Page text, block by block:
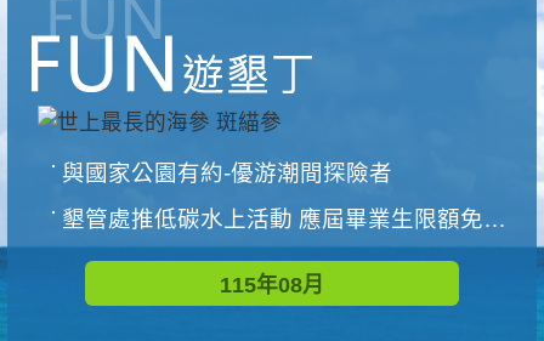
與國家公園有約-優游潮間探險者
墾管處推低碳水上活動 應屆畢業生限額免費參加
115年08月